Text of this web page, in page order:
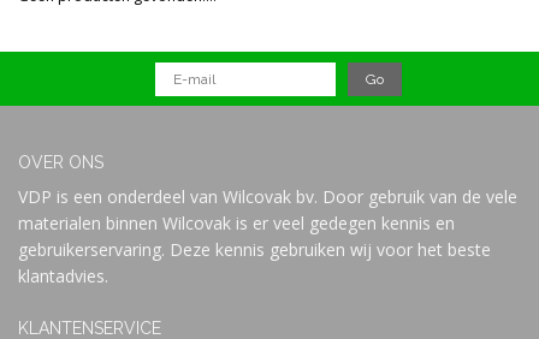
OVER ONS
VDP is een onderdeel van Wilcovak bv. Door gebruik van de vele
materialen binnen Wilcovak is er veel gedegen kennis en
gebruikerservaring. Deze kennis gebruiken wij voor het beste
klantadvies.
KLANTENSERVICE